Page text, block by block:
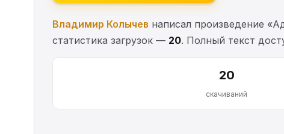
Владимир Колычев написал произведение
статистика загрузок — 20. Полный текст
20
скачиваний